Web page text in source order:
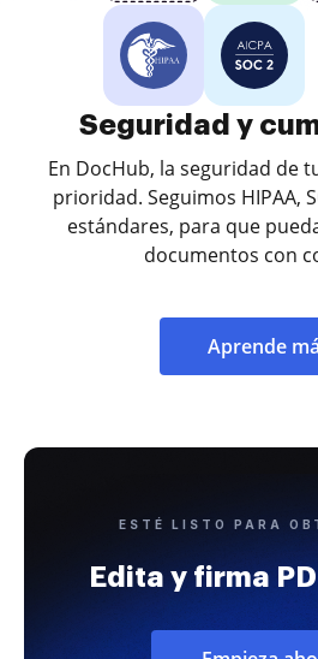
Seguridad y
En DocHub, la seguridad de
prioridad. Seguimos HIPAA,
estándares, para que
documentos con
Aprende
ESTÉ LISTO PARA
Edita y firma